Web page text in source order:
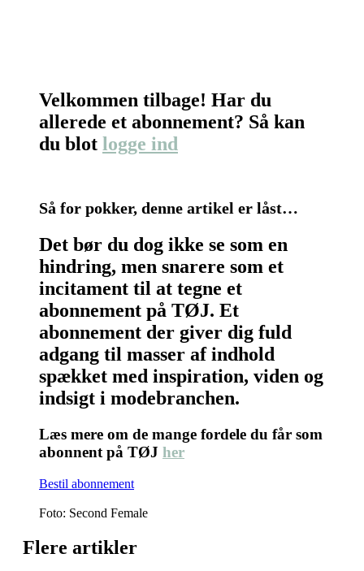
Velkommen tilbage! Har du
allerede et abonnement? Så kan
du blot logge ind
Så for pokker, denne artikel er låst…
Det bør du dog ikke se som en
hindring, men snarere som et
incitament til at tegne et
abonnement på TØJ. Et
abonnement der giver dig fuld
adgang til masser af indhold
spækket med inspiration, viden og
indsigt i modebranchen.
Læs mere om de mange fordele du får som
abonnent på TØJ her
Bestil abonnement
Foto: Second Female
Flere artikler